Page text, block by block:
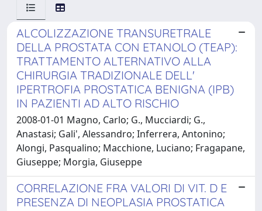
ALCOLIZZAZIONE TRANSURETRALE
DELLA PROSTATA CON ETANOLO (TEAP):
TRATTAMENTO ALTERNATIVO ALLA
CHIRURGIA TRADIZIONALE DELL'
IPERTROFIA PROSTATICA BENIGNA (IPB)
IN PAZIENTI AD ALTO RISCHIO
2008-01-01 Magno, Carlo; G., Mucciardi; G.,
Anastasi; Gali', Alessandro; Inferrera, Antonino;
Alongi, Pasqualino; Macchione, Luciano; Fragapane,
Giuseppe; Morgia, Giuseppe
CORRELAZIONE FRA VALORI DI VIT. D E
PRESENZA DI NEOPLASIA PROSTATICA